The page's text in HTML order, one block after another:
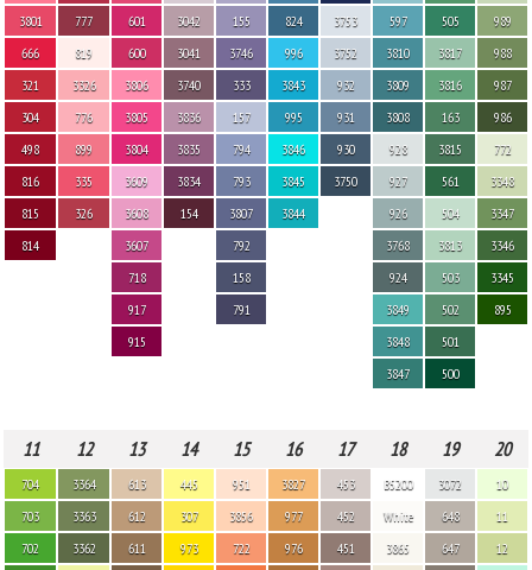
3801
666
321
304
498
816
815
814
777
819
3326
776
899
335
326
601
600
3806
3805
3804
3609
3608
3607
718
917
915
3042
3041
3740
3836
3835
3834
154
155
3746
333
157
794
793
3807
792
158
791
824
996
3843
995
3846
3845
3844
3753
3752
932
931
930
3750
597
3810
3809
3808
928
927
926
3768
924
3849
3848
3847
505
3817
3816
163
3815
561
504
3813
503
502
501
500
989
988
987
986
772
3348
3347
3346
3345
895
11 12 13 14 15 16 17 18 19 20
704
703
702
3364
3363
3362
613
612
611
445
307
973
951
3856
722
3827
977
976
453
452
451
B5200
White
3865
3072
648
647
10
11
12